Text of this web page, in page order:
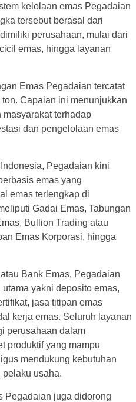
kelolaan emas Pegadaian
tersebut berasal dari
perusahaan, mulai dari
emas, hingga layanan
Emas Pegadaian tercatat
Capaian ini menunjukkan
terhadap
dan pengelolaan emas
Pegadaian kini
emas yang
emas terlengkap di
Gadai Emas, Tabungan
Bullion Trading atau
Emas Korporasi, hingga
Bank Emas, Pegadaian
yakni deposito emas,
jasa titipan emas
kerja emas. Seluruh layanan
perusahaan dalam
produktif yang mampu
mendukung kebutuhan
pelaku usaha.
Pegadaian juga didorong